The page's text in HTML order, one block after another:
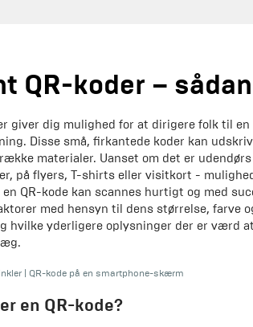
QR-koder –
giver dig mulighed for at dirigere folk til
Disse små, firkantede koder kan
materialer. Uanset om det er
på flyers, T-shirts eller visitkort -
QR-kode kan scannes hurtigt og med
med hensyn til dens størrelse, farve
hvilke yderligere oplysninger der er værd
| QR-kode på en smartphone-skærm
en QR-kode?